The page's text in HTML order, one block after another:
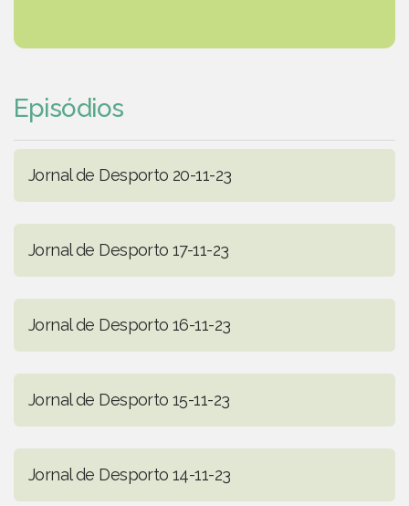
Episódios
Jornal de Desporto 20-11-23
Jornal de Desporto 17-11-23
Jornal de Desporto 16-11-23
Jornal de Desporto 15-11-23
Jornal de Desporto 14-11-23